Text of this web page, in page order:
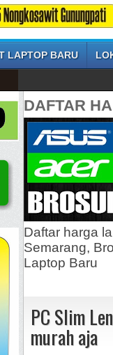
LAPTOP BARU
DAFTAR
Daftar harga
Semarang,
Laptop Baru
PC Slim
murah aja